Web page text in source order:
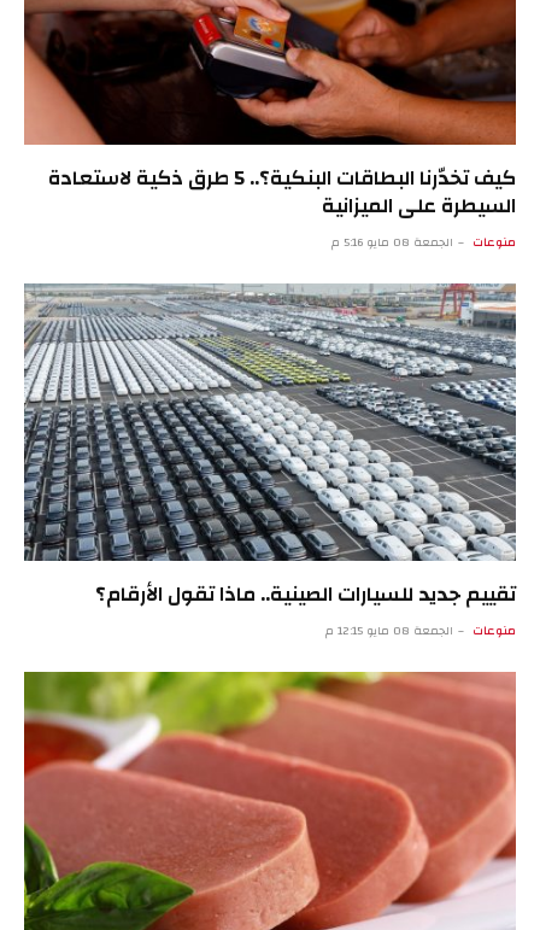
كيف تخدّرنا البطاقات البنكية؟.. 5 طرق ذكية لاستعادة
السيطرة على الميزانية
منوعات الجمعة 08 مايو 5:16 م
تقييم جديد للسيارات الصينية.. ماذا تقول الأرقام؟
منوعات الجمعة 08 مايو 12:15 م